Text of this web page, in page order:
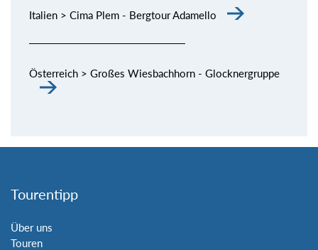
Italien > Cima Plem - Bergtour Adamello
Österreich > Großes Wiesbachhorn - Glocknergruppe
Tourentipp
Über uns
Touren